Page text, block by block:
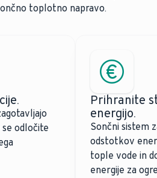
toplotno napravo.
odločite
Prihranite
energijo.
Sončni sistem
odstotkov
tople vode in
energije za